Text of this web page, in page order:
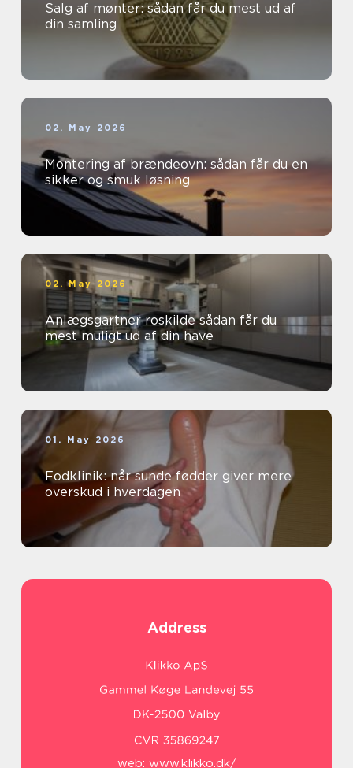
Salg af mønter: sådan får du mest ud af
din samling
02. May 2026
Montering af brændeovn: sådan får du en
sikker og smuk løsning
02. May 2026
Anlægsgartner roskilde sådan får du
mest muligt ud af din have
01. May 2026
Fodklinik: når sunde fødder giver mere
overskud i hverdagen
Address
web: www.klikko.dk/